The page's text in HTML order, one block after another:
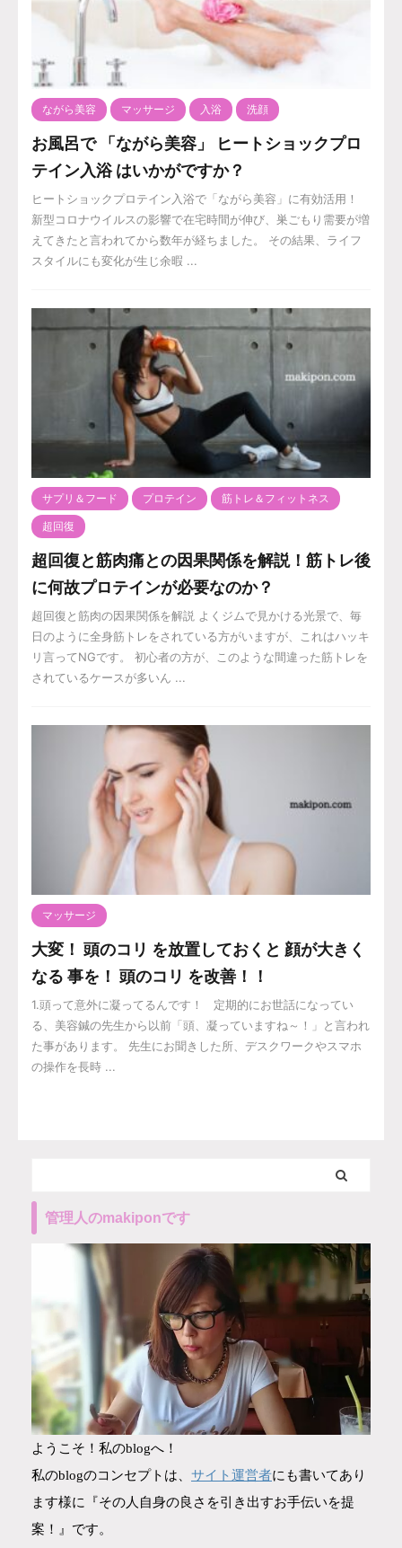
ながら美容 マッサージ 入浴 洗顔
お風呂で 「ながら美容」 ヒートショックプロ
テイン入浴 はいかがですか？
ヒートショックプロテイン入浴で「ながら美容」に有効活用！
新型コロナウイルスの影響で在宅時間が伸び、巣ごもり需要が増
えてきたと言われてから数年が経ちました。 その結果、ライフ
スタイルにも変化が生じ余暇 ...
サプリ＆フード プロテイン 筋トレ＆フィットネス
超回復
超回復と筋肉痛との因果関係を解説！筋トレ後
に何故プロテインが必要なのか？
超回復と筋肉の因果関係を解説 よくジムで見かける光景で、毎
日のように全身筋トレをされている方がいますが、これはハッキ
リ言ってNGです。 初心者の方が、このような間違った筋トレを
されているケースが多いん ...
マッサージ
大変！ 頭のコリ を放置しておくと 顔が大きく
なる 事を！ 頭のコリ を改善！！
1.頭って意外に凝ってるんです！ 定期的にお世話になってい
る、美容鍼の先生から以前「頭、凝っていますね～！」と言われ
た事があります。 先生にお聞きした所、デスクワークやスマホ
の操作を長時 ...
管理人のmakiponです
ようこそ！私のblogへ！
私のblogのコンセプトは、 サイト運営者にも書いてあり
ます様に『その人自身の良さを引き出すお手伝いを提
案！』です。